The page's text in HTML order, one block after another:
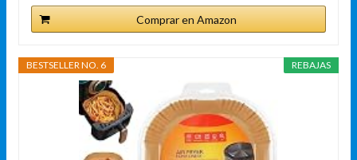
Comprar en Amazon
REBAJAS
BESTSELLER NO. 6